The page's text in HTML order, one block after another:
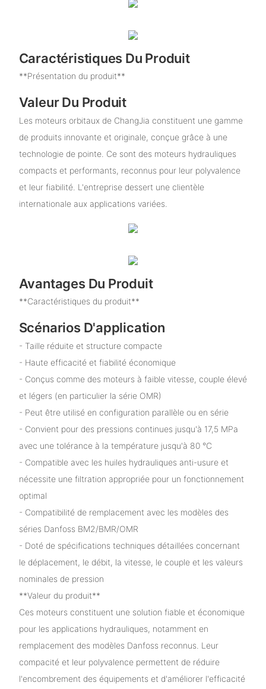
Caractéristiques Du Produit
**Présentation du produit**
Valeur Du Produit
Les moteurs orbitaux de ChangJia constituent une gamme
de produits innovante et originale, conçue grâce à une
technologie de pointe. Ce sont des moteurs hydrauliques
compacts et performants, reconnus pour leur polyvalence
et leur fiabilité. L'entreprise dessert une clientèle
internationale aux applications variées.
Avantages Du Produit
**Caractéristiques du produit**
Scénarios D'application
- Taille réduite et structure compacte
- Haute efficacité et fiabilité économique
- Conçus comme des moteurs à faible vitesse, couple élevé
et légers (en particulier la série OMR)
- Peut être utilisé en configuration parallèle ou en série
- Convient pour des pressions continues jusqu'à 17,5 MPa
avec une tolérance à la température jusqu'à 80 °C
- Compatible avec les huiles hydrauliques anti-usure et
nécessite une filtration appropriée pour un fonctionnement
optimal
- Compatibilité de remplacement avec les modèles des
séries Danfoss BM2/BMR/OMR
- Doté de spécifications techniques détaillées concernant
le déplacement, le débit, la vitesse, le couple et les valeurs
nominales de pression
**Valeur du produit**
Ces moteurs constituent une solution fiable et économique
pour les applications hydrauliques, notamment en
remplacement des modèles Danfoss reconnus. Leur
compacité et leur polyvalence permettent de réduire
l'encombrement des équipements et d'améliorer l'efficacité